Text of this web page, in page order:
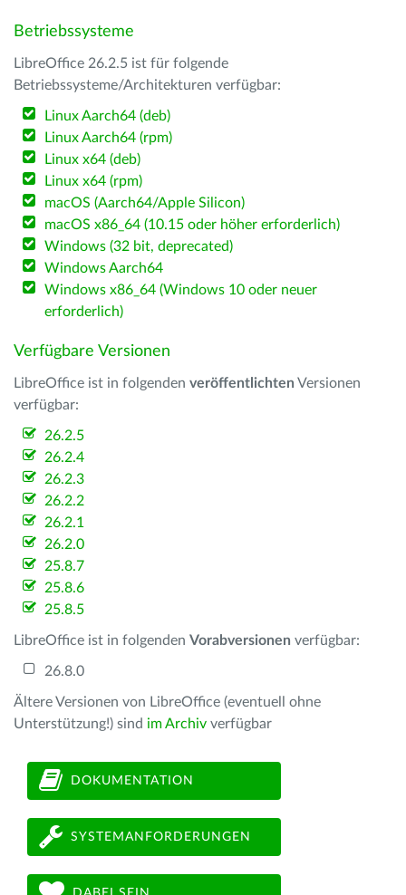
Betriebssysteme
LibreOffice 26.2.5 ist für folgende
Betriebssysteme/Architekturen verfügbar:
Linux Aarch64 (deb)
Linux Aarch64 (rpm)
Linux x64 (deb)
Linux x64 (rpm)
macOS (Aarch64/Apple Silicon)
macOS x86_64 (10.15 oder höher erforderlich)
Windows (32 bit, deprecated)
Windows Aarch64
Windows x86_64 (Windows 10 oder neuer
erforderlich)
Verfügbare Versionen
LibreOffice ist in folgenden veröffentlichten Versionen
verfügbar:
26.2.5
26.2.4
26.2.3
26.2.2
26.2.1
26.2.0
25.8.7
25.8.6
25.8.5
LibreOffice ist in folgenden Vorabversionen verfügbar:
26.8.0
Ältere Versionen von LibreOffice (eventuell ohne
Unterstützung!) sind im Archiv verfügbar
DOKUMENTATION
SYSTEMANFORDERUNGEN